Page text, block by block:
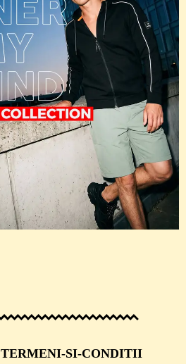
TERMENI-SI-CONDITII